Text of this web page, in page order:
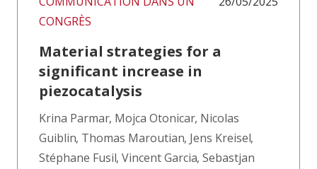
CONGRÈS
Material strategies for a
significant increase in
piezocatalysis
Krina Parmar, Mojca Otonicar, Nicolas
Guiblin, Thomas Maroutian, Jens Kreisel,
Stéphane Fusil, Vincent Garcia, Sebastjan